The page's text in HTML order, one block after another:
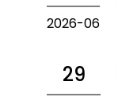
2026-06
29